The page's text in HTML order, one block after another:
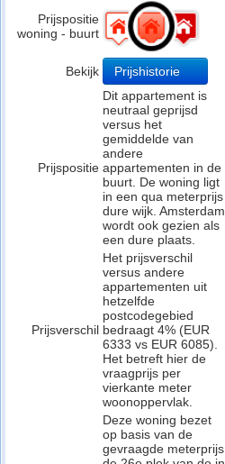
Prijspositie
woning - buurt
Bekijk Prijshistorie
Prijspositie
Dit appartement is
neutraal geprijsd
versus het
gemiddelde van
andere
appartementen in de
buurt. De woning ligt
in een qua meterprijs
dure wijk. Amsterdam
wordt ook gezien als
een dure plaats.
Prijsverschil
Het prijsverschil
versus andere
appartementen uit
hetzelfde
postcodegebied
bedraagt 4% (EUR
6333 vs EUR 6085).
Het betreft hier de
vraagprijs per
vierkante meter
woonoppervlak.
Deze woning bezet
op basis van de
gevraagde meterprijs